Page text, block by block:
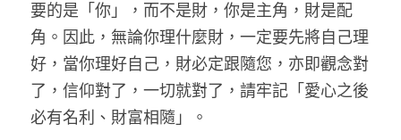
要的是「你」，而不是財，你是主角，財是配
角。因此，無論你理什麼財，一定要先將自己理
好，當你理好自己，財必定跟隨您，亦即觀念對
了，信仰對了，一切就對了，請牢記「愛心之後
必有名利、財富相隨」。